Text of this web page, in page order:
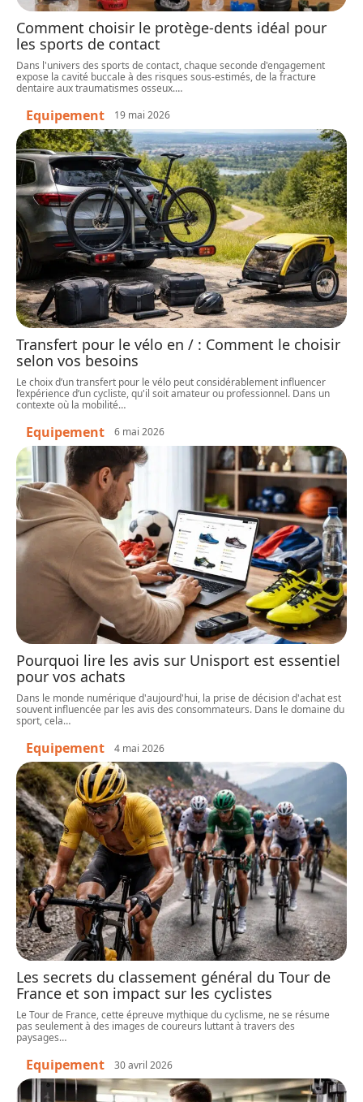
Comment choisir le protège-dents idéal pour
les sports de contact
Dans l'univers des sports de contact, chaque seconde d'engagement
expose la cavité buccale à des risques sous-estimés, de la fracture
dentaire aux traumatismes osseux.…
Equipement 19 mai 2026
Transfert pour le vélo en / : Comment le choisir
selon vos besoins
Le choix d’un transfert pour le vélo peut considérablement influencer
l’expérience d’un cycliste, qu'il soit amateur ou professionnel. Dans un
contexte où la mobilité…
Equipement 6 mai 2026
Pourquoi lire les avis sur Unisport est essentiel
pour vos achats
Dans le monde numérique d'aujourd'hui, la prise de décision d'achat est
souvent influencée par les avis des consommateurs. Dans le domaine du
sport, cela…
Equipement 4 mai 2026
Les secrets du classement général du Tour de
France et son impact sur les cyclistes
Le Tour de France, cette épreuve mythique du cyclisme, ne se résume
pas seulement à des images de coureurs luttant à travers des
paysages…
Equipement 30 avril 2026